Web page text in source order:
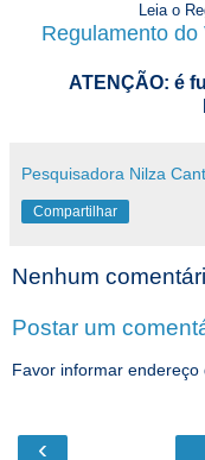
Leia o
Regulamento
ATENÇÃO: é
Pesquisadora Nilza
Compartilhar
Nenhum
Postar um
Favor informar
‹